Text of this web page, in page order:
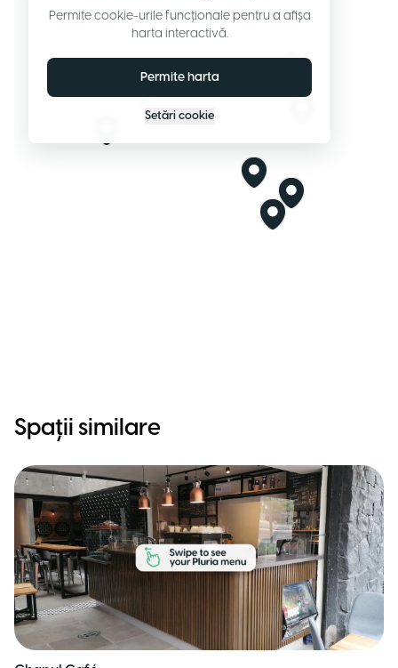
Permite cookie-urile funcționale pentru a afișa
harta interactivă.
Permite harta
Setări cookie
Spații similare